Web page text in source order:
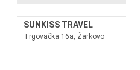
SUNKISS TRAVEL
Trgovačka 16a, Žarkovo